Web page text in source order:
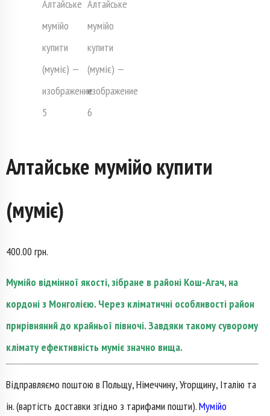
Алтайське мумійо купити
(муміє)
400.00 грн.
Мумійо відмінної якості, зібране в районі Кош-Агач, на
кордоні з Монголією. Через кліматичні особливості район
прирівняний до крайньої півночі. Завдяки такому суворому
клімату ефективність муміє значно вища.
Відправляємо поштою в Польщу, Німеччину, Угорщину, Італію та
ін. (вартість доставки згідно з тарифами пошти).Мумійо